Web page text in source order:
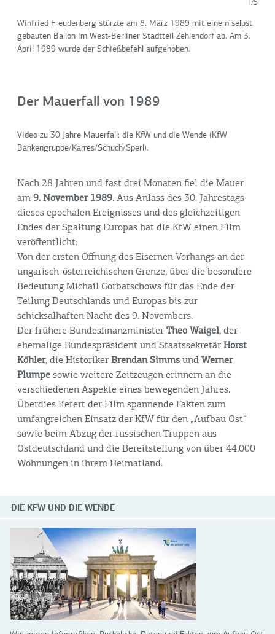
1/5
Winfried Freudenberg stürzte am 8. März 1989 mit einem selbst
gebauten Ballon im West-Berliner Stadtteil Zehlendorf ab. Am 3.
April 1989 wurde der Schießbefehl aufgehoben.
Der Mauerfall von 1989
Video zu 30 Jahre Mauerfall: die KfW und die Wende (KfW
Bankengruppe/Karres/Schuch/Sperl).
Nach 28 Jahren und fast drei Monaten fiel die Mauer
am 9. November 1989. Aus Anlass des 30. Jahrestags
dieses epochalen Ereignisses und des gleichzeitigen
Endes der Spaltung Europas hat die KfW einen Film
veröffentlicht:
Von der ersten Öffnung des Eisernen Vorhangs an der
ungarisch-österreichischen Grenze, über die besondere
Bedeutung Michail Gorbatschows für das Ende der
Teilung Deutschlands und Europas bis zur
schicksalhaften Nacht des 9. Novembers.
Der frühere Bundesfinanzminister Theo Waigel, der
ehemalige Bundespräsident und Staatssekretär Horst
Köhler, die Historiker Brendan Simms und Werner
Plumpe sowie weitere Zeitzeugen erinnern an die
verschiedenen Aspekte eines bewegenden Jahres.
Überdies liefert der Film spannende Fakten zum
umfangreichen Einsatz der KfW für den „Aufbau Ost“
sowie beim Abzug der russischen Truppen aus
Ostdeutschland und die Bereitstellung von über 44.000
Wohnungen in ihrem Heimatland.
DIE KFW UND DIE WENDE